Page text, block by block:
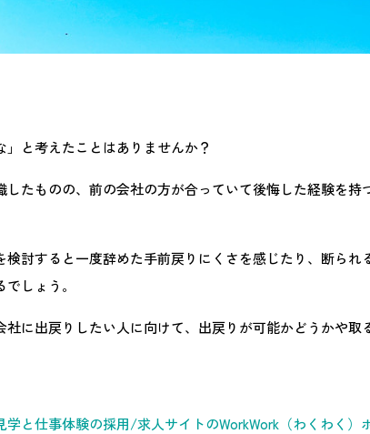
」と考えたことはありませんか？
したものの、前の会社の方が合っていて後悔した経験を持
検討すると一度辞めた手前戻りにくさを感じたり、断られ
しょう。
社に出戻りしたい人に向けて、出戻りが可能かどうかや取
と仕事体験の採用/求人サイトのWorkWork（わくわく）